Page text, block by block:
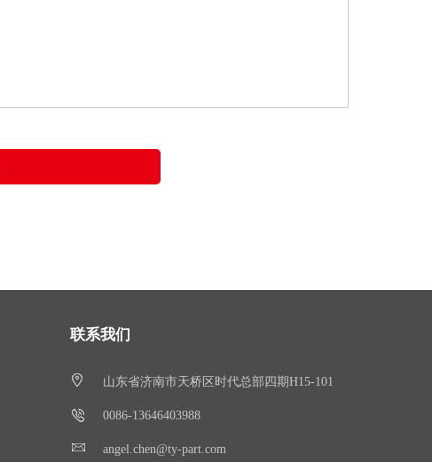
联系我们
山东省济南市天桥区时代总部四期H15-101
0086-13646403988
angel.chen@ty-part.com